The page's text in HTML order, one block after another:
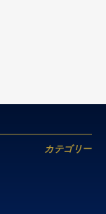
カテゴリー